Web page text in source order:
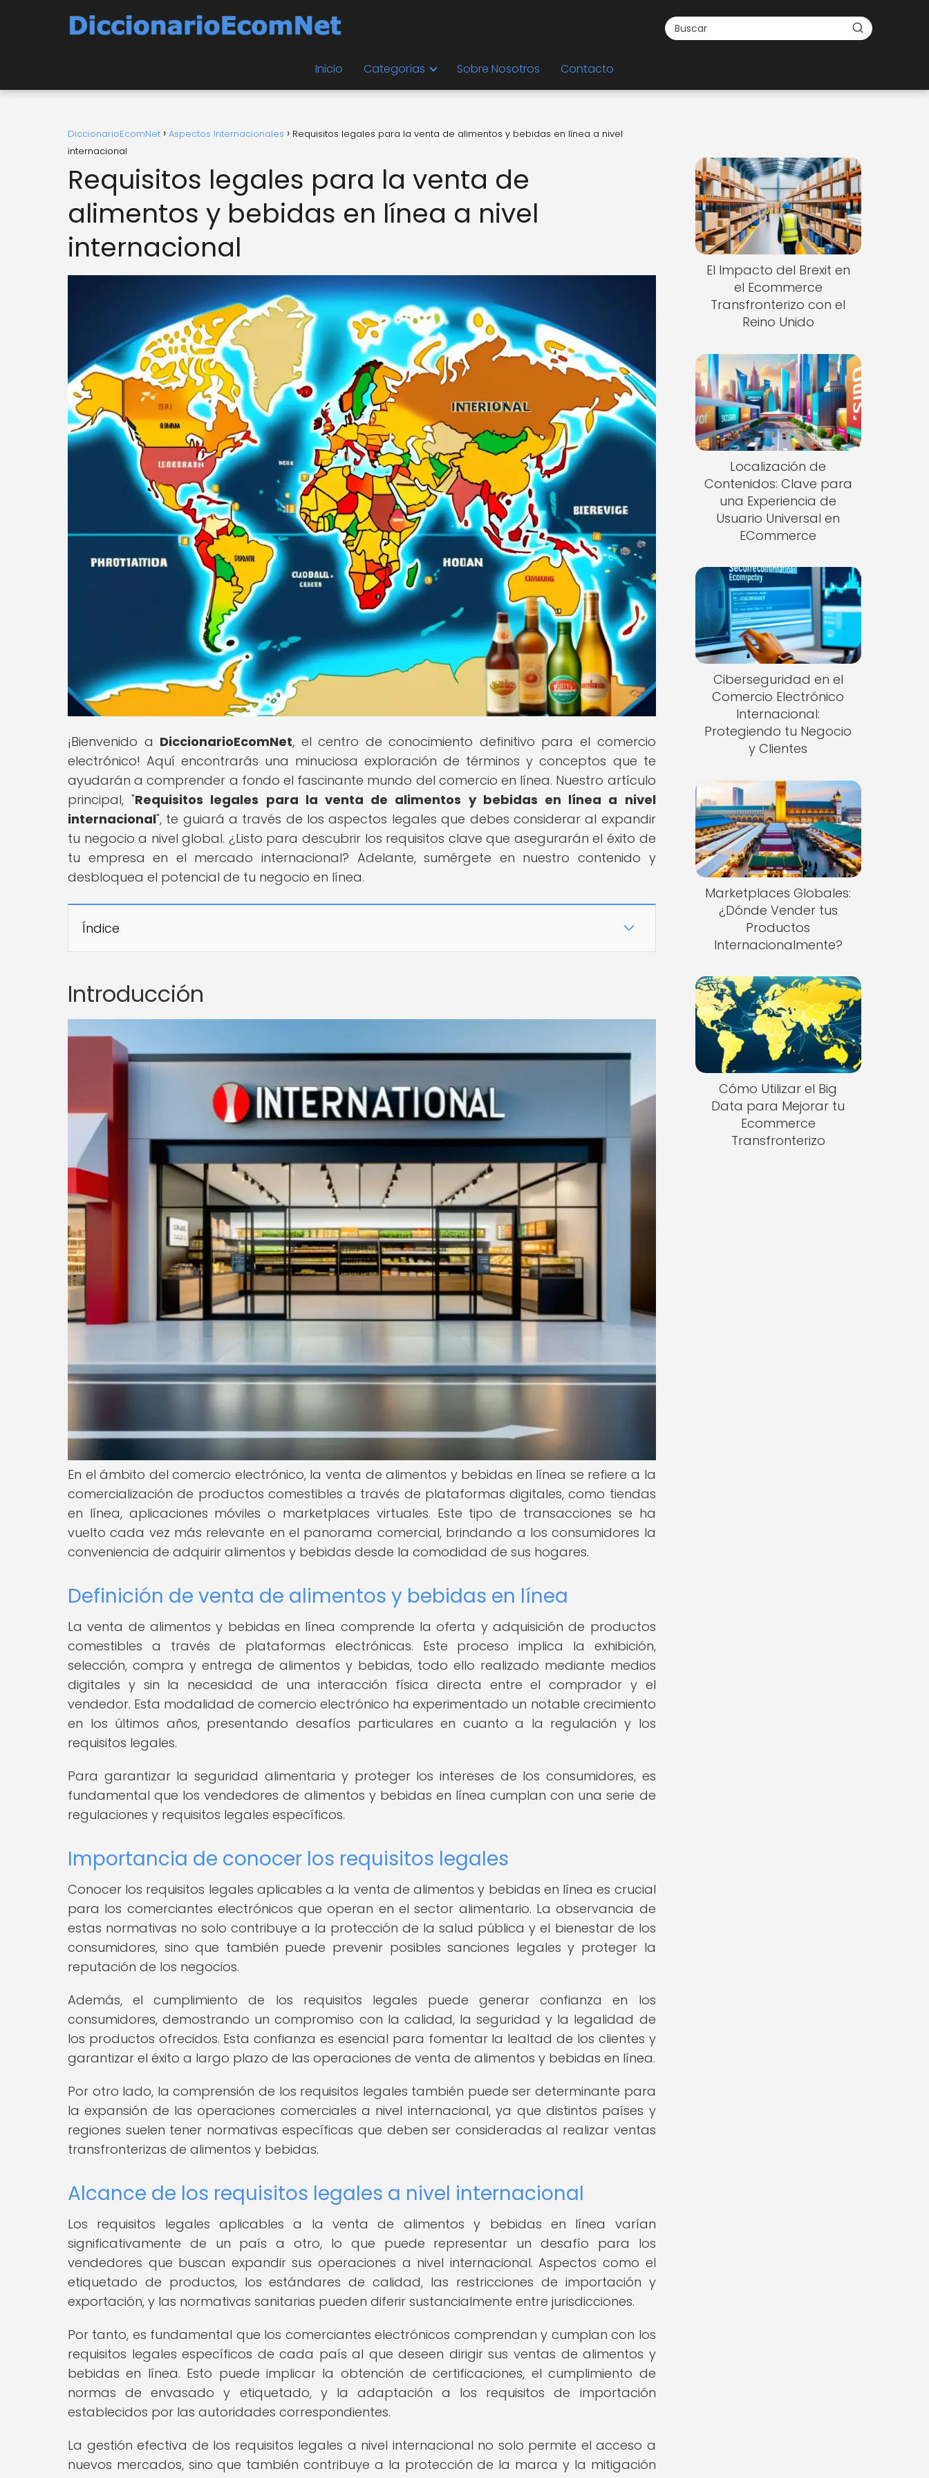
Inicio Categorías Sobre Nosotros Contacto
DiccionarioEcomNet Aspectos Internacionales
Requisitos legales para la venta de alimentos y bebidas en línea a nivel
internacional
Requisitos legales para la venta de
alimentos y bebidas en línea a nivel
internacional
¡Bienvenido a DiccionarioEcomNet, el centro de conocimiento definitivo para el comercio
electrónico! Aquí encontrarás una minuciosa exploración de términos y conceptos que te
ayudarán a comprender a fondo el fascinante mundo del comercio en línea. Nuestro artículo
principal, "Requisitos legales para la venta de alimentos y bebidas en línea a nivel
internacional", te guiará a través de los aspectos legales que debes considerar al expandir
tu negocio a nivel global. ¿Listo para descubrir los requisitos clave que asegurarán el éxito de
tu empresa en el mercado internacional? Adelante, sumérgete en nuestro contenido y
desbloquea el potencial de tu negocio en línea.
Índice
Introducción
En el ámbito del comercio electrónico, la venta de alimentos y bebidas en línea se refiere a la
comercialización de productos comestibles a través de plataformas digitales, como tiendas
en línea, aplicaciones móviles o marketplaces virtuales. Este tipo de transacciones se ha
vuelto cada vez más relevante en el panorama comercial, brindando a los consumidores la
conveniencia de adquirir alimentos y bebidas desde la comodidad de sus hogares.
Definición de venta de alimentos y bebidas en línea
La venta de alimentos y bebidas en línea comprende la oferta y adquisición de productos
comestibles a través de plataformas electrónicas. Este proceso implica la exhibición,
selección, compra y entrega de alimentos y bebidas, todo ello realizado mediante medios
digitales y sin la necesidad de una interacción física directa entre el comprador y el
vendedor. Esta modalidad de comercio electrónico ha experimentado un notable crecimiento
en los últimos años, presentando desafíos particulares en cuanto a la regulación y los
requisitos legales.
Para garantizar la seguridad alimentaria y proteger los intereses de los consumidores, es
fundamental que los vendedores de alimentos y bebidas en línea cumplan con una serie de
regulaciones y requisitos legales específicos.
Importancia de conocer los requisitos legales
Conocer los requisitos legales aplicables a la venta de alimentos y bebidas en línea es crucial
para los comerciantes electrónicos que operan en el sector alimentario. La observancia de
estas normativas no solo contribuye a la protección de la salud pública y el bienestar de los
consumidores, sino que también puede prevenir posibles sanciones legales y proteger la
reputación de los negocios.
Además, el cumplimiento de los requisitos legales puede generar confianza en los
consumidores, demostrando un compromiso con la calidad, la seguridad y la legalidad de
los productos ofrecidos. Esta confianza es esencial para fomentar la lealtad de los clientes y
garantizar el éxito a largo plazo de las operaciones de venta de alimentos y bebidas en línea.
Por otro lado, la comprensión de los requisitos legales también puede ser determinante para
la expansión de las operaciones comerciales a nivel internacional, ya que distintos países y
regiones suelen tener normativas específicas que deben ser consideradas al realizar ventas
transfronterizas de alimentos y bebidas.
Alcance de los requisitos legales a nivel internacional
Los requisitos legales aplicables a la venta de alimentos y bebidas en línea varían
significativamente de un país a otro, lo que puede representar un desafío para los
vendedores que buscan expandir sus operaciones a nivel internacional. Aspectos como el
etiquetado de productos, los estándares de calidad, las restricciones de importación y
exportación, y las normativas sanitarias pueden diferir sustancialmente entre jurisdicciones.
Por tanto, es fundamental que los comerciantes electrónicos comprendan y cumplan con los
requisitos legales específicos de cada país al que deseen dirigir sus ventas de alimentos y
bebidas en línea. Esto puede implicar la obtención de certificaciones, el cumplimiento de
normas de envasado y etiquetado, y la adaptación a los requisitos de importación
establecidos por las autoridades correspondientes.
La gestión efectiva de los requisitos legales a nivel internacional no solo permite el acceso a
nuevos mercados, sino que también contribuye a la protección de la marca y la mitigación
El Impacto del Brexit en
el Ecommerce
Transfronterizo con el
Reino Unido
Localización de
Contenidos: Clave para
una Experiencia de
Usuario Universal en
ECommerce
Ciberseguridad en el
Comercio Electrónico
Internacional:
Protegiendo tu Negocio
y Clientes
Marketplaces Globales:
¿Dónde Vender tus
Productos
Internacionalmente?
Cómo Utilizar el Big
Data para Mejorar tu
Ecommerce
Transfronterizo